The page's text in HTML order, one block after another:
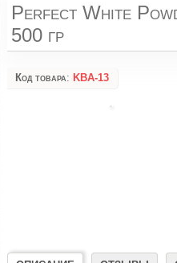
Perfect White
500 гр
Код товара: KBA-13